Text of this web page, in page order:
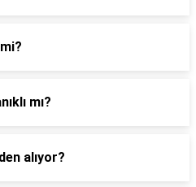
mı?
alıyor?